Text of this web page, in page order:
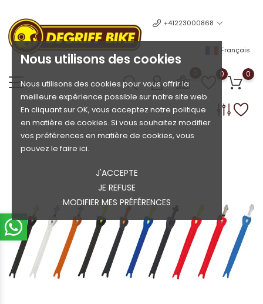
Nous utilisons des cookies
Nous utilisons des cookies pour vous offrir la
meilleure expérience possible sur notre site web.
En cliquant sur OK, vous acceptez notre politique
en matière de cookies. Si vous souhaitez modifier
vos préférences en matière de cookies, vous
pouvez le faire ici.
J'ACCEPTE
JE REFUSE
MODIFIER MES PRÉFÉRENCES
+41223000868
Français
0 0